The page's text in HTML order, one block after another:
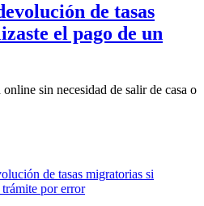
de tasas
el pago de un
sin necesidad de salir de casa o